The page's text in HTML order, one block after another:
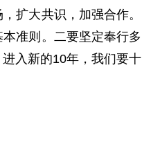
扩大共识，加强合作。
准则。二要坚定奉行多
入新的10年，我们要十